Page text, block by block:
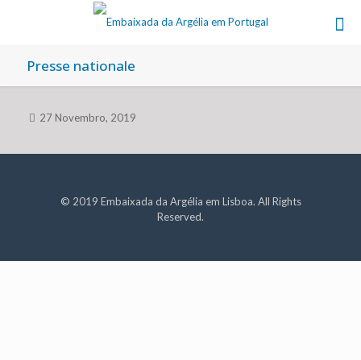
Presse nationale
27 Novembro, 2019
© 2019 Embaixada da Argélia em Lisboa. All Rights
Reserved.